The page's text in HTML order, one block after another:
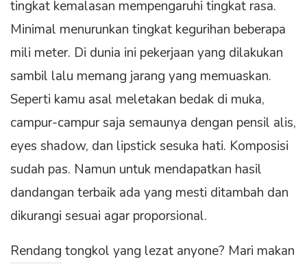
tingkat kemalasan mempengaruhi tingkat rasa.
Minimal menurunkan tingkat kegurihan beberapa
mili meter. Di dunia ini pekerjaan yang dilakukan
sambil lalu memang jarang yang memuaskan.
Seperti kamu asal meletakan bedak di muka,
campur-campur saja semaunya dengan pensil alis,
eyes shadow, dan lipstick sesuka hati. Komposisi
sudah pas. Namun untuk mendapatkan hasil
dandangan terbaik ada yang mesti ditambah dan
dikurangi sesuai agar proporsional.
Rendang tongkol yang lezat anyone? Mari makan